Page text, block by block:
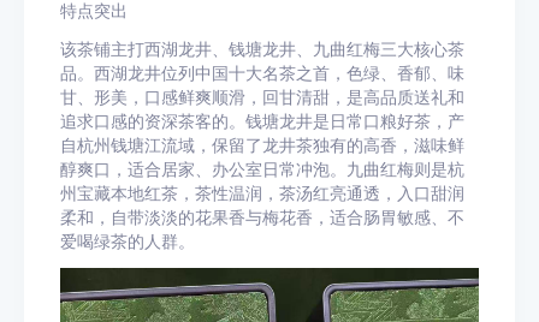
特点突出
该茶铺主打西湖龙井、钱塘龙井、九曲红梅三大核心茶
品。西湖龙井位列中国十大名茶之首，色绿、香郁、味
甘、形美，口感鲜爽顺滑，回甘清甜，是高品质送礼和
追求口感的资深茶客的。钱塘龙井是日常口粮好茶，产
自杭州钱塘江流域，保留了龙井茶独有的高香，滋味鲜
醇爽口，适合居家、办公室日常冲泡。九曲红梅则是杭
州宝藏本地红茶，茶性温润，茶汤红亮通透，入口甜润
柔和，自带淡淡的花果香与梅花香，适合肠胃敏感、不
爱喝绿茶的人群。